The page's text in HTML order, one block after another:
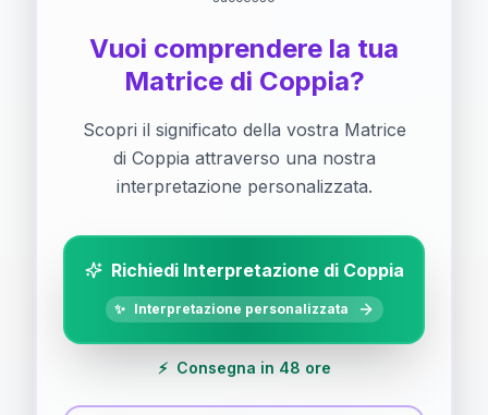
Vuoi comprendere la tua
Matrice di Coppia?
Scopri il significato della vostra Matrice
di Coppia attraverso una nostra
interpretazione personalizzata.
Richiedi Interpretazione di Coppia
✨ Interpretazione personalizzata
⚡ Consegna in 48 ore